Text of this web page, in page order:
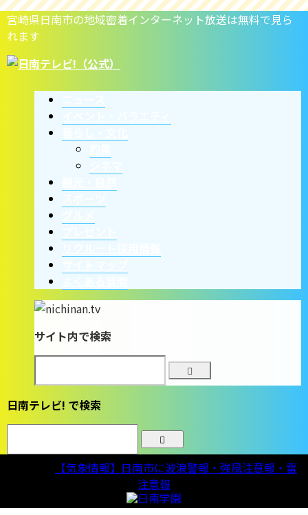
宮崎県日南市の地域密着インターネット放送は無料で見ら
れます
サイト内で検索
日南テレビ! で検索
【気象情報】日南市に波浪警報・強風注意報・雷
注意報